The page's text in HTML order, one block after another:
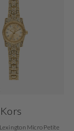
Micro Petite